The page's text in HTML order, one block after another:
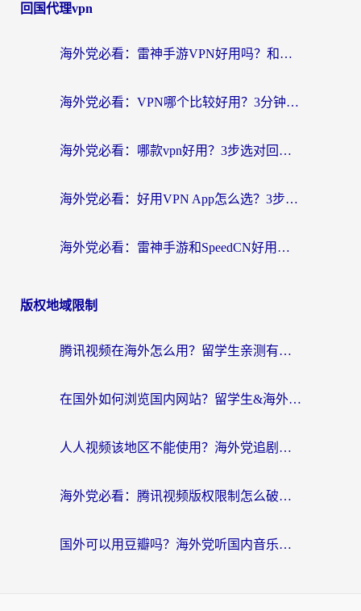
回国代理vpn
海外党必看：雷神手游VPN好用吗？和天速回国VPN对比哪个回国效果更好？附实用加速器选择指南
海外党必看：VPN哪个比较好用？3分钟找到适合你的回国加速方案
海外党必看：哪款vpn好用？3步选对回国加速器，无缝刷剧玩游戏
海外党必看：好用VPN App怎么选？3步教你无缝访问国内资源
海外党必看：雷神手游和SpeedCN好用吗？3招选对回国加速器无缝刷国内资源
版权地域限制
腾讯视频在海外怎么用？留学生亲测有效的回国加速器攻略
在国外如何浏览国内网站？留学生&海外华人的无缝访问指南
人人视频该地区不能使用？海外党追剧看片的终极解决方案来了
海外党必看：腾讯视频版权限制怎么破？3步让你轻松追剧
国外可以用豆瓣吗？海外党听国内音乐听书的实用指南